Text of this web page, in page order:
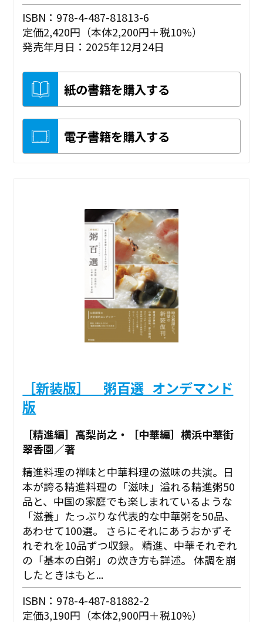
ISBN：978-4-487-81813-6
定価2,420円（本体2,200円＋税10%）
発売年月日：2025年12月24日
紙の書籍を購入する
電子書籍を購入する
［新装版］ 粥百選_オンデマンド
版
［精進編］高梨尚之・［中華編］横浜中華街
翠香園／著
精進料理の禅味と中華料理の滋味の共演。日
本が誇る精進料理の「滋味」溢れる精進粥50
品と、中国の家庭でも楽しまれているような
「滋養」たっぷりな代表的な中華粥を50品、
あわせて100選。 さらにそれにあうおかずそ
れぞれを10品ずつ収録。 精進、中華それぞれ
の「基本の白粥」の炊き方も詳述。 体調を崩
したときはもと...
ISBN：978-4-487-81882-2
定価3,190円（本体2,900円＋税10%）